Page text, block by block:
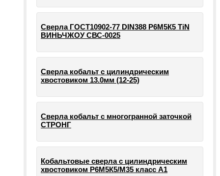
Сверла ГОСТ10902-77 DIN388 Р6М5К5 TiN
ВИНЬЧЖОУ СВС-0025
Сверла кобальт с цилиндрическим
хвостовиком 13.0мм (12-25)
Сверла кобальт с многогранной заточкой
СТРОНГ
Кобальтовые сверла с цилиндрическим
хвостовиком Р6М5К5/М35 класс А1